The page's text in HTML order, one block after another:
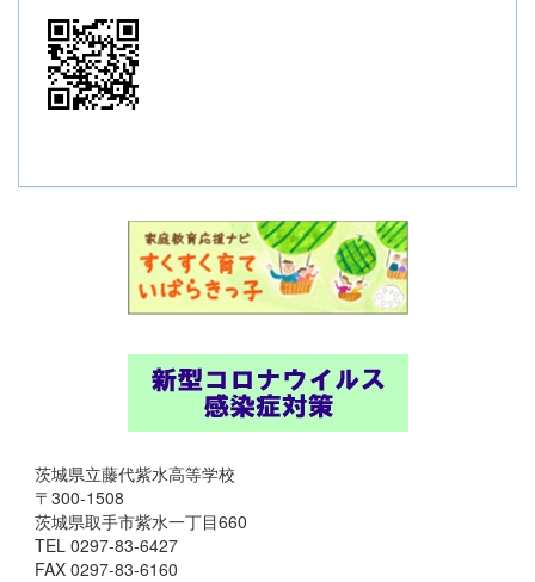
茨城県立藤代紫水高等学校
〒300-1508
茨城県取手市紫水一丁目660
TEL 0297-83-6427
FAX 0297-83-6160